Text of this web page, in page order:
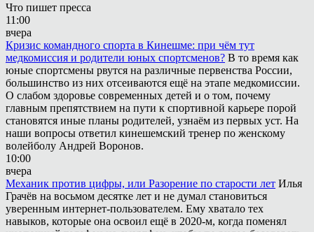
Что пишет пресса
11:00
вчера
Кризис командного спорта в Кинешме: при чём тут
медкомиссия и родители юных спортсменов? В то время как
юные спортсмены рвутся на различные первенства России,
большинство из них отсеиваются ещё на этапе медкомиссии.
О слабом здоровье современных детей и о том, почему
главным препятствием на пути к спортивной карьере порой
становятся иные планы родителей, узнаём из первых уст. На
наши вопросы ответил кинешемский тренер по женскому
волейболу Андрей Воронов.
10:00
вчера
Механик против цифры, или Разорение по старости лет Илья
Грачёв на восьмом десятке лет и не думал становиться
уверенным интернет-пользователем. Ему хватало тех
навыков, которые она освоил ещё в 2020-м, когда поменял